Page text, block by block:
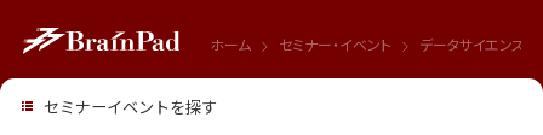
ホーム セミナー・イベント データサイエンス
セミナーイベントを探す